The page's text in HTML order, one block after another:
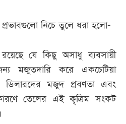
নিচে তুলে ধরা হলো-
যে কিছু অসাধু ব্যবসায়ী
মজুতদারি করে একচেটিয়া
ডিলারদের মজুদ প্রবণতা এবং
তেলের এই কৃত্রিম সংকট